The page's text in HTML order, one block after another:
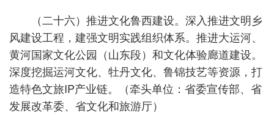
（二十六）推进文化鲁西建设。深入推进文明乡
风建设工程，建强文明实践组织体系。推进大运河、
黄河国家文化公园（山东段）和文化体验廊道建设。
深度挖掘运河文化、牡丹文化、鲁锦技艺等资源，打
造特色文旅IP产业链。（牵头单位：省委宣传部、省
发展改革委、省文化和旅游厅）